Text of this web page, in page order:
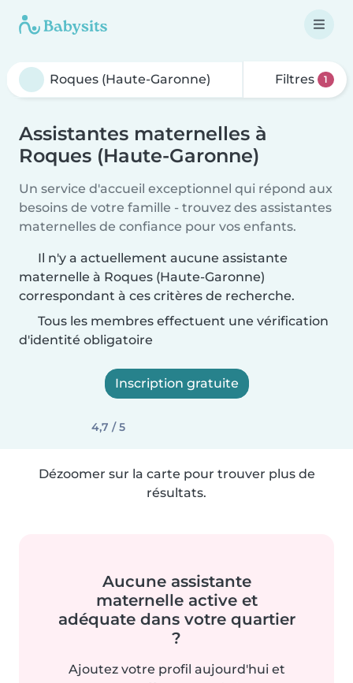
Filtres 1
Assistantes maternelles à
Roques (Haute-Garonne)
Un service d'accueil exceptionnel qui répond aux
besoins de votre famille - trouvez des assistantes
maternelles de confiance pour vos enfants.
Il n'y a actuellement aucune assistante
maternelle à Roques (Haute-Garonne)
correspondant à ces critères de recherche.
Tous les membres effectuent une vérification
d'identité obligatoire
Inscription gratuite
4,7 / 5
Dézoomer sur la carte pour trouver plus de
résultats.
Aucune assistante
maternelle active et
adéquate dans votre quartier
?
Ajoutez votre profil aujourd'hui et